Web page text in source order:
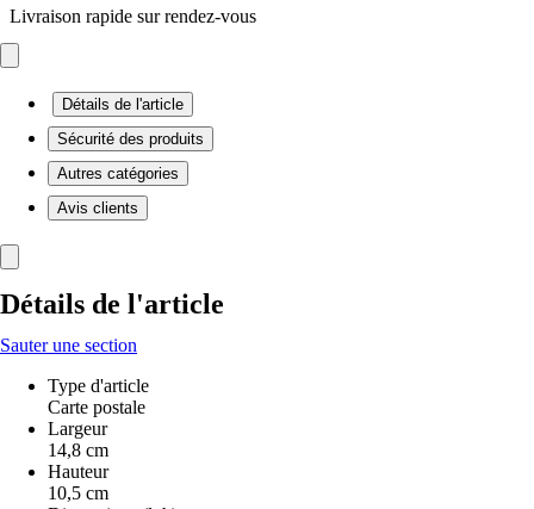
Livraison rapide sur rendez-vous
Détails de l'article
Sécurité des produits
Autres catégories
Avis clients
Détails de l'article
Sauter une section
Type d'article
Carte postale
Largeur
14,8 cm
Hauteur
10,5 cm